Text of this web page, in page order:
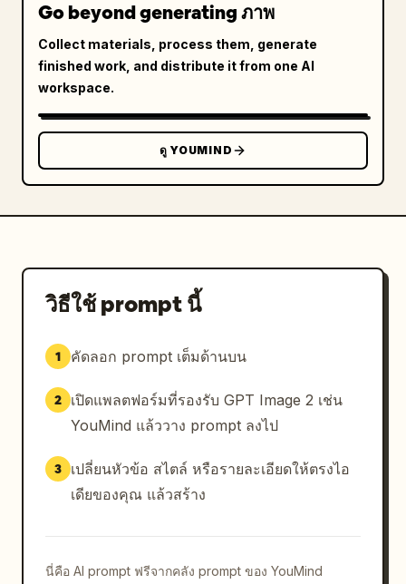
Go beyond generating ภาพ
Collect materials, process them, generate
finished work, and distribute it from one AI
workspace.
ดู YOUMIND
วิธีใช้ prompt นี้
1 คัดลอก prompt เต็มด้านบน
2
เปิดแพลตฟอร์มที่รองรับ GPT Image 2 เช่น
YouMind แล้ววาง prompt ลงไป
3
เปลี่ยนหัวข้อ สไตล์ หรือรายละเอียดให้ตรงไอ
เดียของคุณ แล้วสร้าง
นี่คือ AI prompt ฟรีจากคลัง prompt ของ YouMind